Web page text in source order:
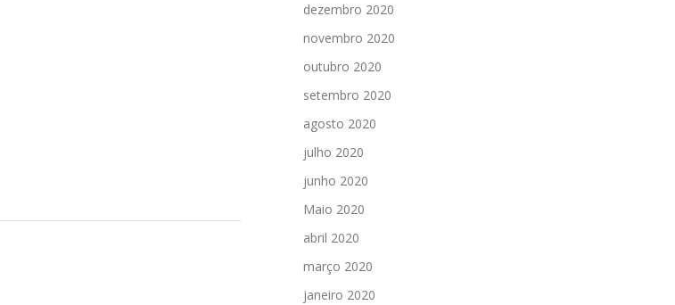
dezembro 2020
novembro 2020
outubro 2020
setembro 2020
agosto 2020
julho 2020
junho 2020
Maio 2020
abril 2020
março 2020
janeiro 2020